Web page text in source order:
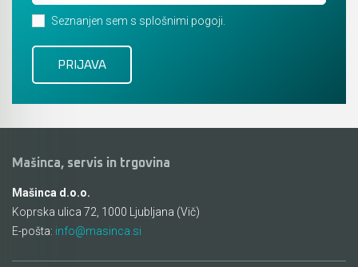
Seznanjen sem s splošnimi pogoji.
Mašinca, servis in trgovina
Mašinca d.o.o.
Koprska ulica 72, 1000 Ljubljana (Vič)
E-pošta: info@masinca.si